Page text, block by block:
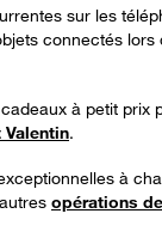
sur les
connectés lors
à petit prix
Valentin.
à
opérations